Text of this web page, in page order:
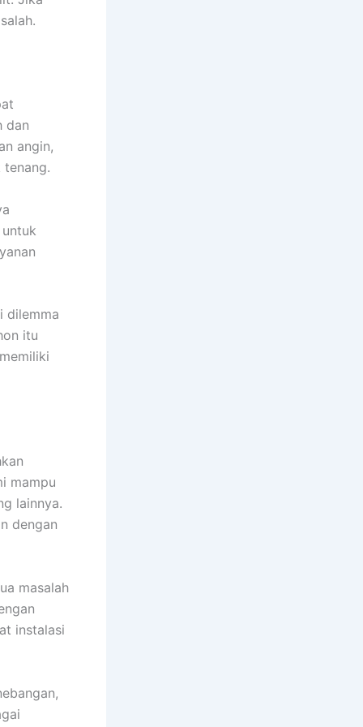
dan
angin,
dilemma
itu
mampu
lainnya.
dengan
masalah
instalasi